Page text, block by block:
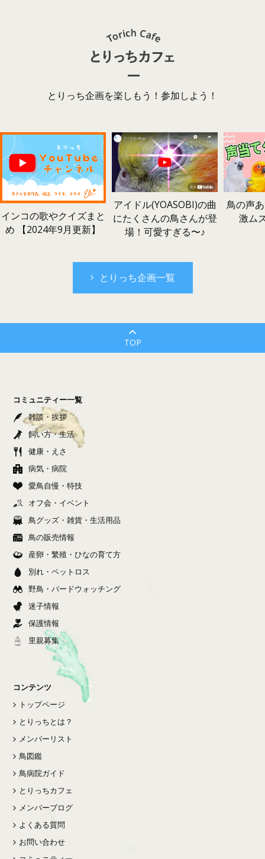
とりっち企画を楽しもう！参加しよう！
インコの歌やクイズまと
め 【2024年9月更新】
アイドル(YOASOBI)の曲
にたくさんの鳥さんが登
場！可愛すぎる〜♪
鳥の声
激ム
とりっち企画一覧
TOP
コミュニティー一覧
雑談・挨拶
飼い方・生活
健康・えさ
病気・病院
愛鳥自慢・特技
オフ会・イベント
鳥グッズ・雑貨・生活用品
鳥の販売情報
産卵・繁殖・ひなの育て方
別れ・ペットロス
野鳥・バードウォッチング
迷子情報
保護情報
里親募集
コンテンツ
トップページ
とりっちとは？
メンバーリスト
鳥図鑑
鳥病院ガイド
とりっちカフェ
メンバーブログ
よくある質問
お問い合わせ